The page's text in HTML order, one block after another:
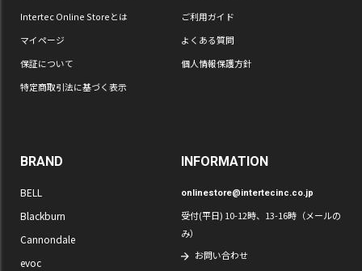
Intertec Online Storeとは
ご利用ガイド
マイページ
よくある質問
保証について
個人情報保護方針
特定商取引法に基づく表示
BRAND
BELL
Blackburn
Cannondale
evoc
INFORMATION
onlinestore@intertecinc.co.jp
受付(平日) 10-12時、13-16時（メールの
み）
お問い合わせ